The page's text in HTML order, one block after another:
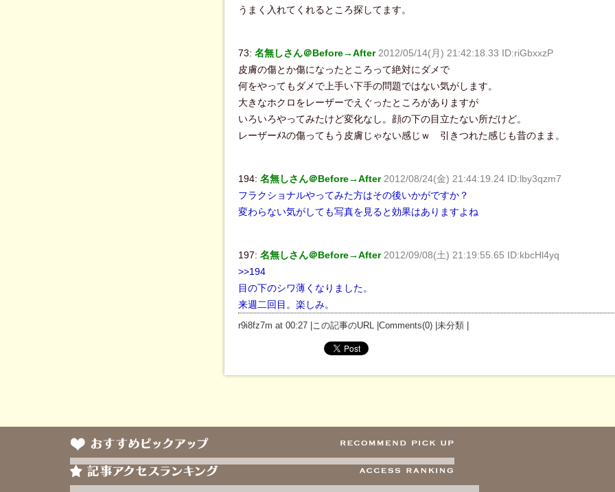
うまく入れてくれるところ探してます。
73: 名無しさん＠Before→After 2012/05/14(月) 21:42:18.33 ID:riGbxxzP
皮膚の傷とか傷になったところって絶対にダメで
何をやってもダメで上手い下手の問題ではない気がします。
大きなホクロをレーザーでえぐったところがありますが
いろいろやってみたけど変化なし。顔の下の目立たない所だけど。
レーザーﾒｽの傷ってもう皮膚じゃない感じｗ 引きつれた感じも昔のまま。
194: 名無しさん＠Before→After 2012/08/24(金) 21:44:19.24 ID:lby3qzm7
フラクショナルやってみた方はその後いかがですか？
変わらない気がしても写真を見ると効果はありますよね
197: 名無しさん＠Before→After 2012/09/08(土) 21:19:55.65 ID:kbcHl4yq
>>194
目の下のシワ薄くなりました。
来週二回目。楽しみ。
r9i8fz7m at 00:27 この記事のURL Comments(0) 未分類